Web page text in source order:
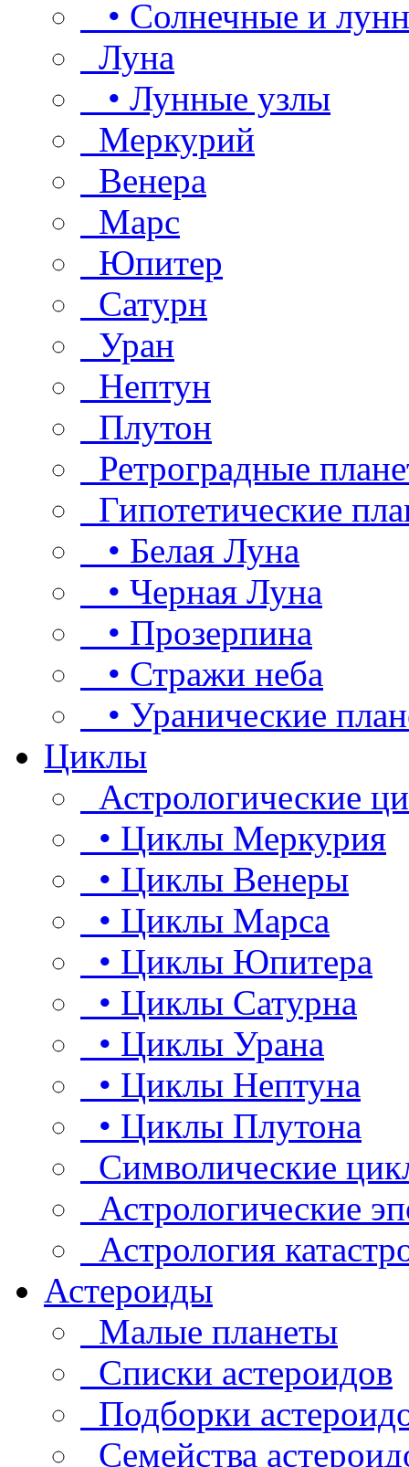
• Солнечные и
Луна
• Лунные узлы
Меркурий
Венера
Марс
Юпитер
Сатурн
Уран
Нептун
Плутон
Ретроградные
Гипотетические
• Белая Луна
• Черная Луна
• Прозерпина
• Стражи неба
• Уранические
Циклы
Астрологические
• Циклы Меркурия
• Циклы Венеры
• Циклы Марса
• Циклы Юпитера
• Циклы Сатурна
• Циклы Урана
• Циклы Нептуна
• Циклы Плутона
Символические
Астрологические
Астрология
Астероиды
Малые планеты
Списки астероидов
Подборки
Семейства